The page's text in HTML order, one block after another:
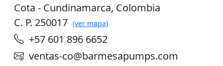
Cota - Cundinamarca, Colombia
C. P. 250017 (ver mapa)
+57 601 896 6652
ventas-co@barmesapumps.com